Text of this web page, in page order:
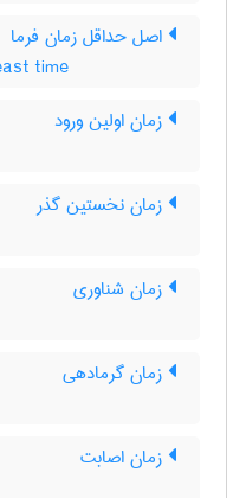
اصل حداقل زمان فرما
time
زمان اولین ورود
زمان نخستین گذر
زمان شناوری
زمان گرمادهی
زمان اصابت